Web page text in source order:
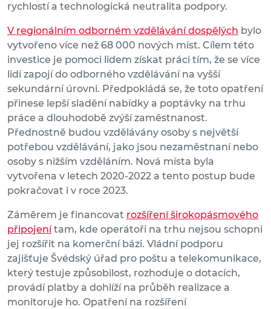
rychlostí a technologická neutralita podpory.
V regionálním odborném vzdělávání dospělých bylo
vytvořeno více než 68 000 nových míst. Cílem této
investice je pomoci lidem získat práci tím, že se více
lidí zapojí do odborného vzdělávání na vyšší
sekundární úrovni. Předpokládá se, že toto opatření
přinese lepší sladění nabídky a poptávky na trhu
práce a dlouhodobě zvýší zaměstnanost.
Přednostně budou vzdělávány osoby s největší
potřebou vzdělávání, jako jsou nezaměstnaní nebo
osoby s nižším vzděláním. Nová místa byla
vytvořena v letech 2020-2022 a tento postup bude
pokračovat i v roce 2023.
Záměrem je financovat rozšíření širokopásmového
připojenítam, kde operátoři na trhu nejsou schopni
jej rozšířit na komerční bázi. Vládní podporu
zajišťuje Švédský úřad pro poštu a telekomunikace,
který testuje způsobilost, rozhoduje o dotacích,
provádí platby a dohlíží na průběh realizace a
monitoruje ho. Opatření na rozšíření